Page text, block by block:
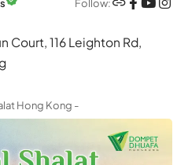
Follow:
Court, 116 Leighton Rd,
Hong Kong -